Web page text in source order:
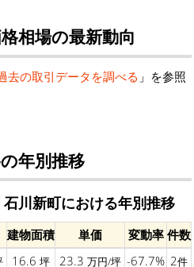
相場の最新動向
去の取引データを調べる 」を参照
年別推移
川新町における年別推移
建物面積 単価 変動率 件数
16.6 坪 23.3 万円/坪 -67.7% 2件